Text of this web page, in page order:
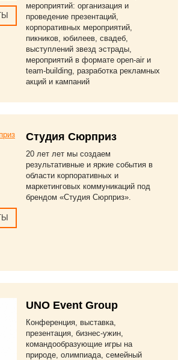
мероприятий: организация и
проведение презентаций,
корпоративных мероприятий,
пикников, юбилеев, свадеб,
выступлений звезд эстрады,
мероприятий в формате open-air и
team-building, разработка рекламных
акций и кампаний
Студия Сюрприз
20 лет лет мы создаем
результативные и яркие события в
области корпоративных и
маркетинговых коммуникаций под
брендом «Студия Сюрприз».
UNO Event Group
Конференция, выставка,
презентация, бизнес-ужин,
командообразующие игры на
природе, олимпиада, семейный